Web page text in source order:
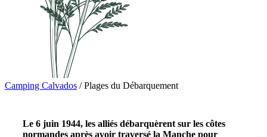
Camping Calvados /Plages du Débarquement
Le 6 juin 1944, les alliés débarquèrent sur les côtes
normandes après avoir traversé la Manche pour